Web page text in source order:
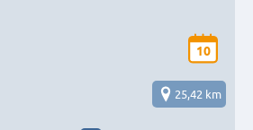
10
25,42 km